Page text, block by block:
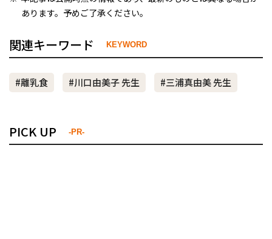
あります。予めご了承ください。
関連キーワード KEYWORD
#離乳食 #川口由美子 先生 #三浦真由美 先生
PICK UP -PR-